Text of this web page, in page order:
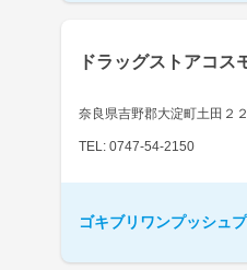
ドラッグストアコス
奈良県吉野郡大淀町土田２
TEL: 0747-54-2150
ゴキブリワンプッシュ